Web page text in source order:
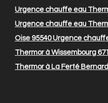
Urgence chauffe eau
Urgence chauffe eau
Oise 95540Urgence
Thermor à Wissembourg
Thermor à La Ferté